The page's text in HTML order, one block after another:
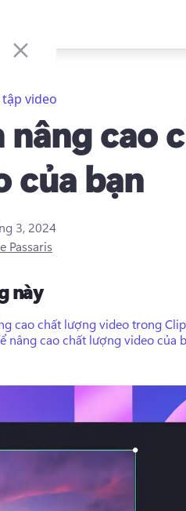
tập video
nâng cao
của bạn
3, 2024
Passaris
này
cao chất lượng video trong
nâng cao chất lượng video của